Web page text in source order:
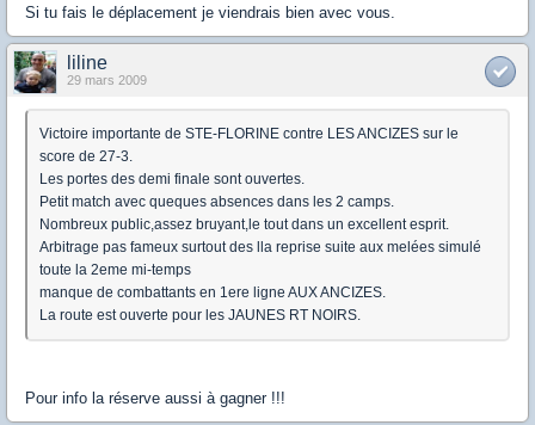
Si tu fais le déplacement je viendrais bien avec vous.
liline
29 mars 2009
Victoire importante de STE-FLORINE contre LES ANCIZES sur le
score de 27-3.
Les portes des demi finale sont ouvertes.
Petit match avec queques absences dans les 2 camps.
Nombreux public,assez bruyant,le tout dans un excellent esprit.
Arbitrage pas fameux surtout des lla reprise suite aux melées simulé
toute la 2eme mi-temps
manque de combattants en 1ere ligne AUX ANCIZES.
La route est ouverte pour les JAUNES RT NOIRS.
Pour info la réserve aussi à gagner !!!